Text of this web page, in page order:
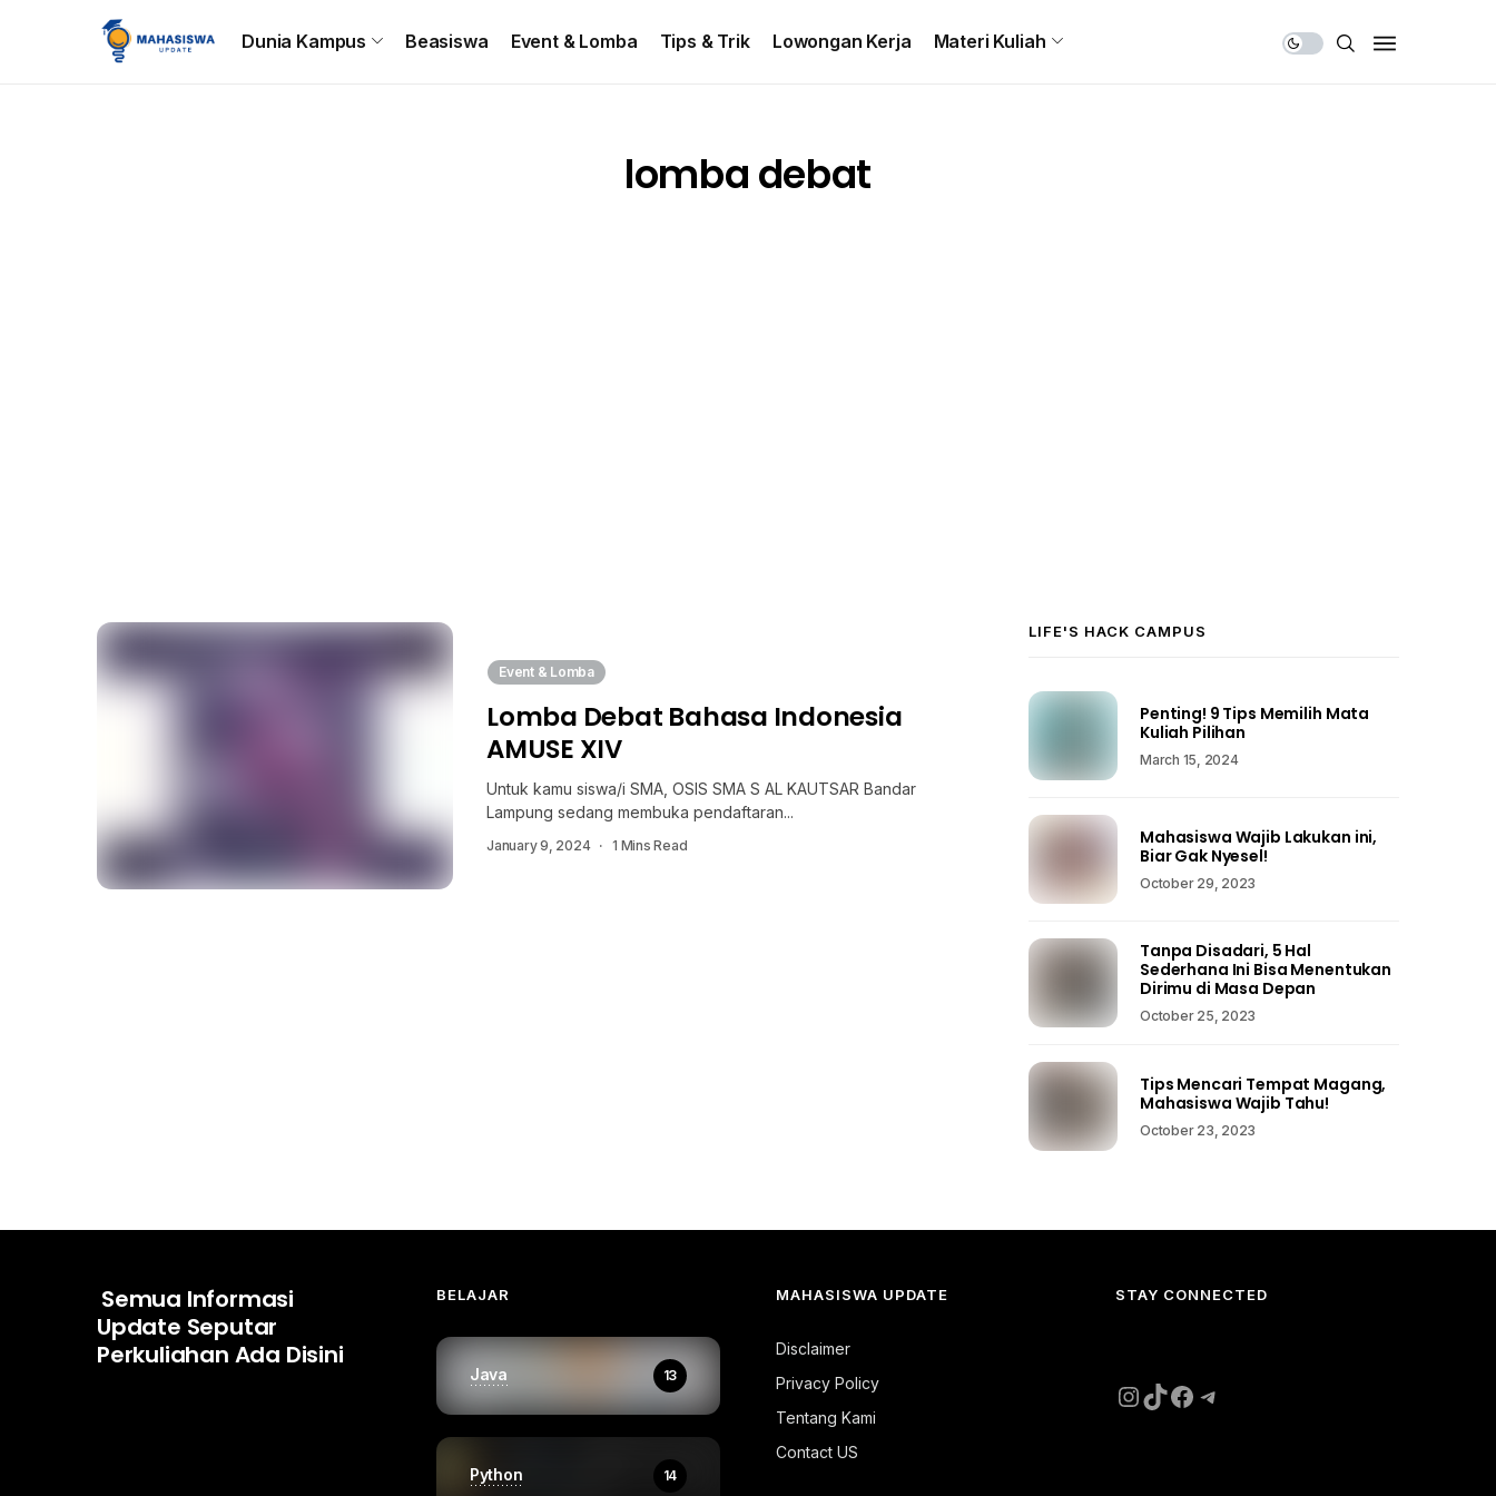
Beranda
Dunia Kampus Beasiswa Event & Lomba Tips & Trik Lowongan Kerja Materi Kuliah
lomba debat
Event & Lomba
Lomba Debat Bahasa Indonesia
AMUSE XIV
Untuk kamu siswa/i SMA, OSIS SMA S AL KAUTSAR Bandar
Lampung sedang membuka pendaftaran...
January 9, 2024 1 Mins Read
LIFE'S HACK CAMPUS
Penting! 9 Tips Memilih Mata
Kuliah Pilihan
March 15, 2024
Mahasiswa Wajib Lakukan ini,
Biar Gak Nyesel!
October 29, 2023
Tanpa Disadari, 5 Hal
Sederhana Ini Bisa Menentukan
Dirimu di Masa Depan
October 25, 2023
Tips Mencari Tempat Magang,
Mahasiswa Wajib Tahu!
October 23, 2023
Semua Informasi
Update Seputar
Perkuliahan Ada Disini
BELAJAR
Java 13
Python 14
MAHASISWA UPDATE
Disclaimer
Privacy Policy
Tentang Kami
Contact US
STAY CONNECTED
Instagram
TikTok
Facebook
Telegram